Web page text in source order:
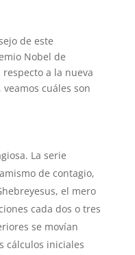
de este
Nobel de
a la nueva
cuáles son
La serie
de contagio,
el mero
cada dos o tres
se movían
cálculos iniciales